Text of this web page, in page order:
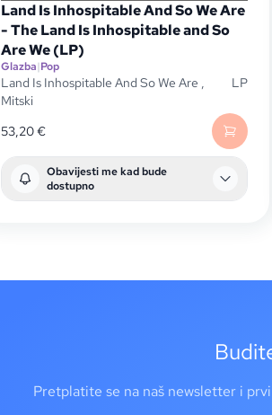
Land Is Inhospitable And So We Are
- The Land Is Inhospitable and So
Are We (LP)
Glazba|Pop
Land Is Inhospitable And So We Are ,
Mitski
LP
53,20€
Obavijesti me kad bude
dostupno
Pretplatite se na naš newsletter i